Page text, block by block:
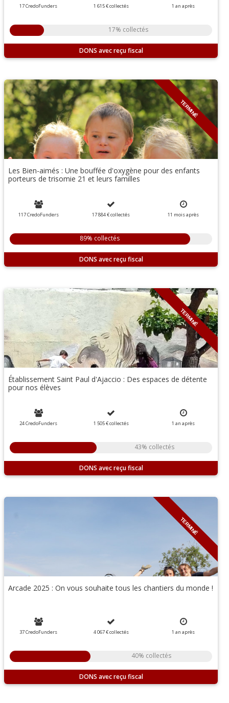
17 CredoFunders 1 615 €collectés 1 an après
17% collectés
DONS
TERMINÉ
Les Bien-aimés : Une bouffée d'oxygène pour des enfants
porteurs de trisomie 21 et leurs familles
117 CredoFunders 17 884 €collectés 11 moisaprès
89% collectés
DONS
TERMINÉ
Établissement Saint Paul d'Ajaccio : Des espaces de détente
pour nos élèves
24 CredoFunders 1 505 €collectés 1 an après
43% collectés
DONS
TERMINÉ
Arcade 2025 : On vous souhaite tous les chantiers du monde !
37 CredoFunders 4 067 €collectés 1 an après
40% collectés
DONS